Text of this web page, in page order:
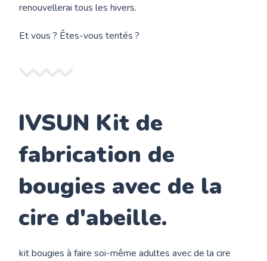
renouvellerai tous les hivers.
Et vous ? Êtes-vous tentés ?
IVSUN Kit de
fabrication de
bougies avec de la
cire d'abeille.
kit bougies à faire soi-même adultes avec de la cire